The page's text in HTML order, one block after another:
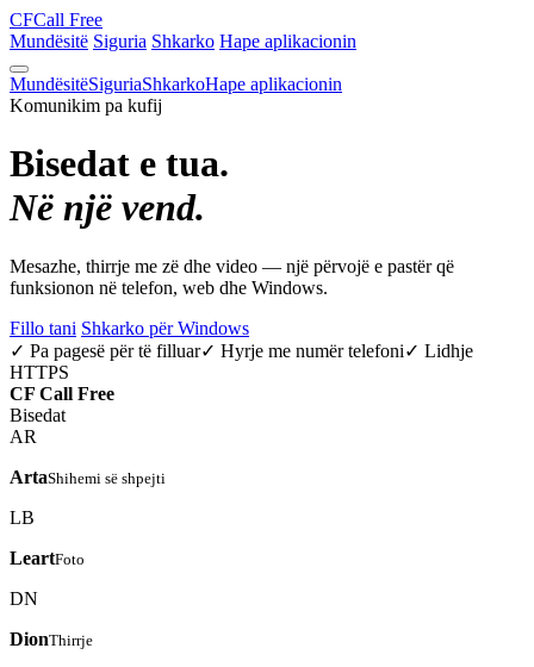
CFCall Free
Mundësitë Siguria Shkarko Hape aplikacionin
MundësitëSiguriaShkarkoHape aplikacionin
Komunikim pa kufij
Bisedat e tua.
Në një vend.
Mesazhe, thirrje me zë dhe video — një përvojë e pastër që
funksionon në telefon, web dhe Windows.
Fillo tani Shkarko për Windows
✓ Pa pagesë për të filluar✓ Hyrje me numër telefoni✓ Lidhje
HTTPS
CF Call Free
Bisedat
AR
ArtaShihemi së shpejti
LB
LeartFoto
DN
DionThirrje